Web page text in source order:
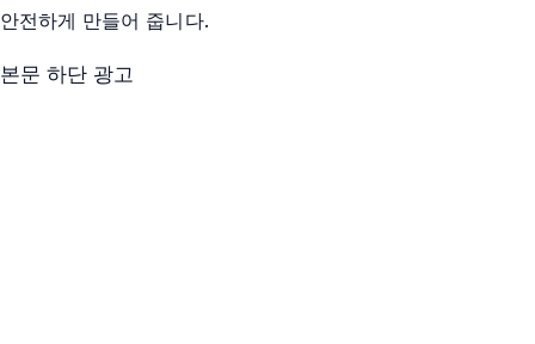
안전하게 만들어 줍니다.
본문 하단 광고